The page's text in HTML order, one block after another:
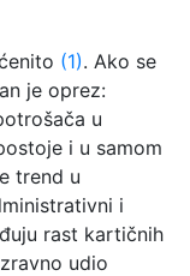
(1). Ako se
je oprez:
u
i u samom
trend u
i
rast kartičnih
udio